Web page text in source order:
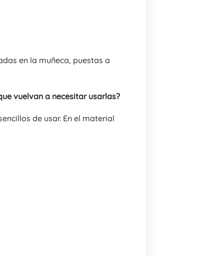
en la muñeca, puestas a
vuelvan a necesitar usarlas?
de usar. En el material